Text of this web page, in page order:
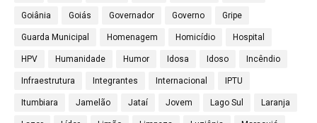
Goiânia Goiás Governador Governo Gripe
Guarda Municipal Homenagem Homicídio Hospital
HPV Humanidade Humor Idosa Idoso Incêndio
Infraestrutura Integrantes Internacional IPTU
Itumbiara Jamelão Jataí Jovem Lago Sul Laranja